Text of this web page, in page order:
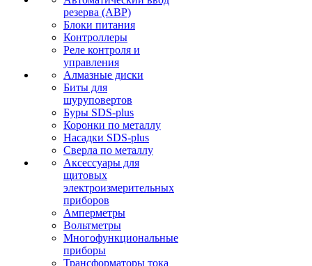
резерва (АВР)
Блоки питания
Контроллеры
Реле контроля и
управления
Алмазные диски
Биты для
шуруповертов
Буры SDS-plus
Коронки по металлу
Насадки SDS-plus
Сверла по металлу
Аксессуары для
щитовых
электроизмерительных
приборов
Амперметры
Вольтметры
Многофункциональные
приборы
Трансформаторы тока